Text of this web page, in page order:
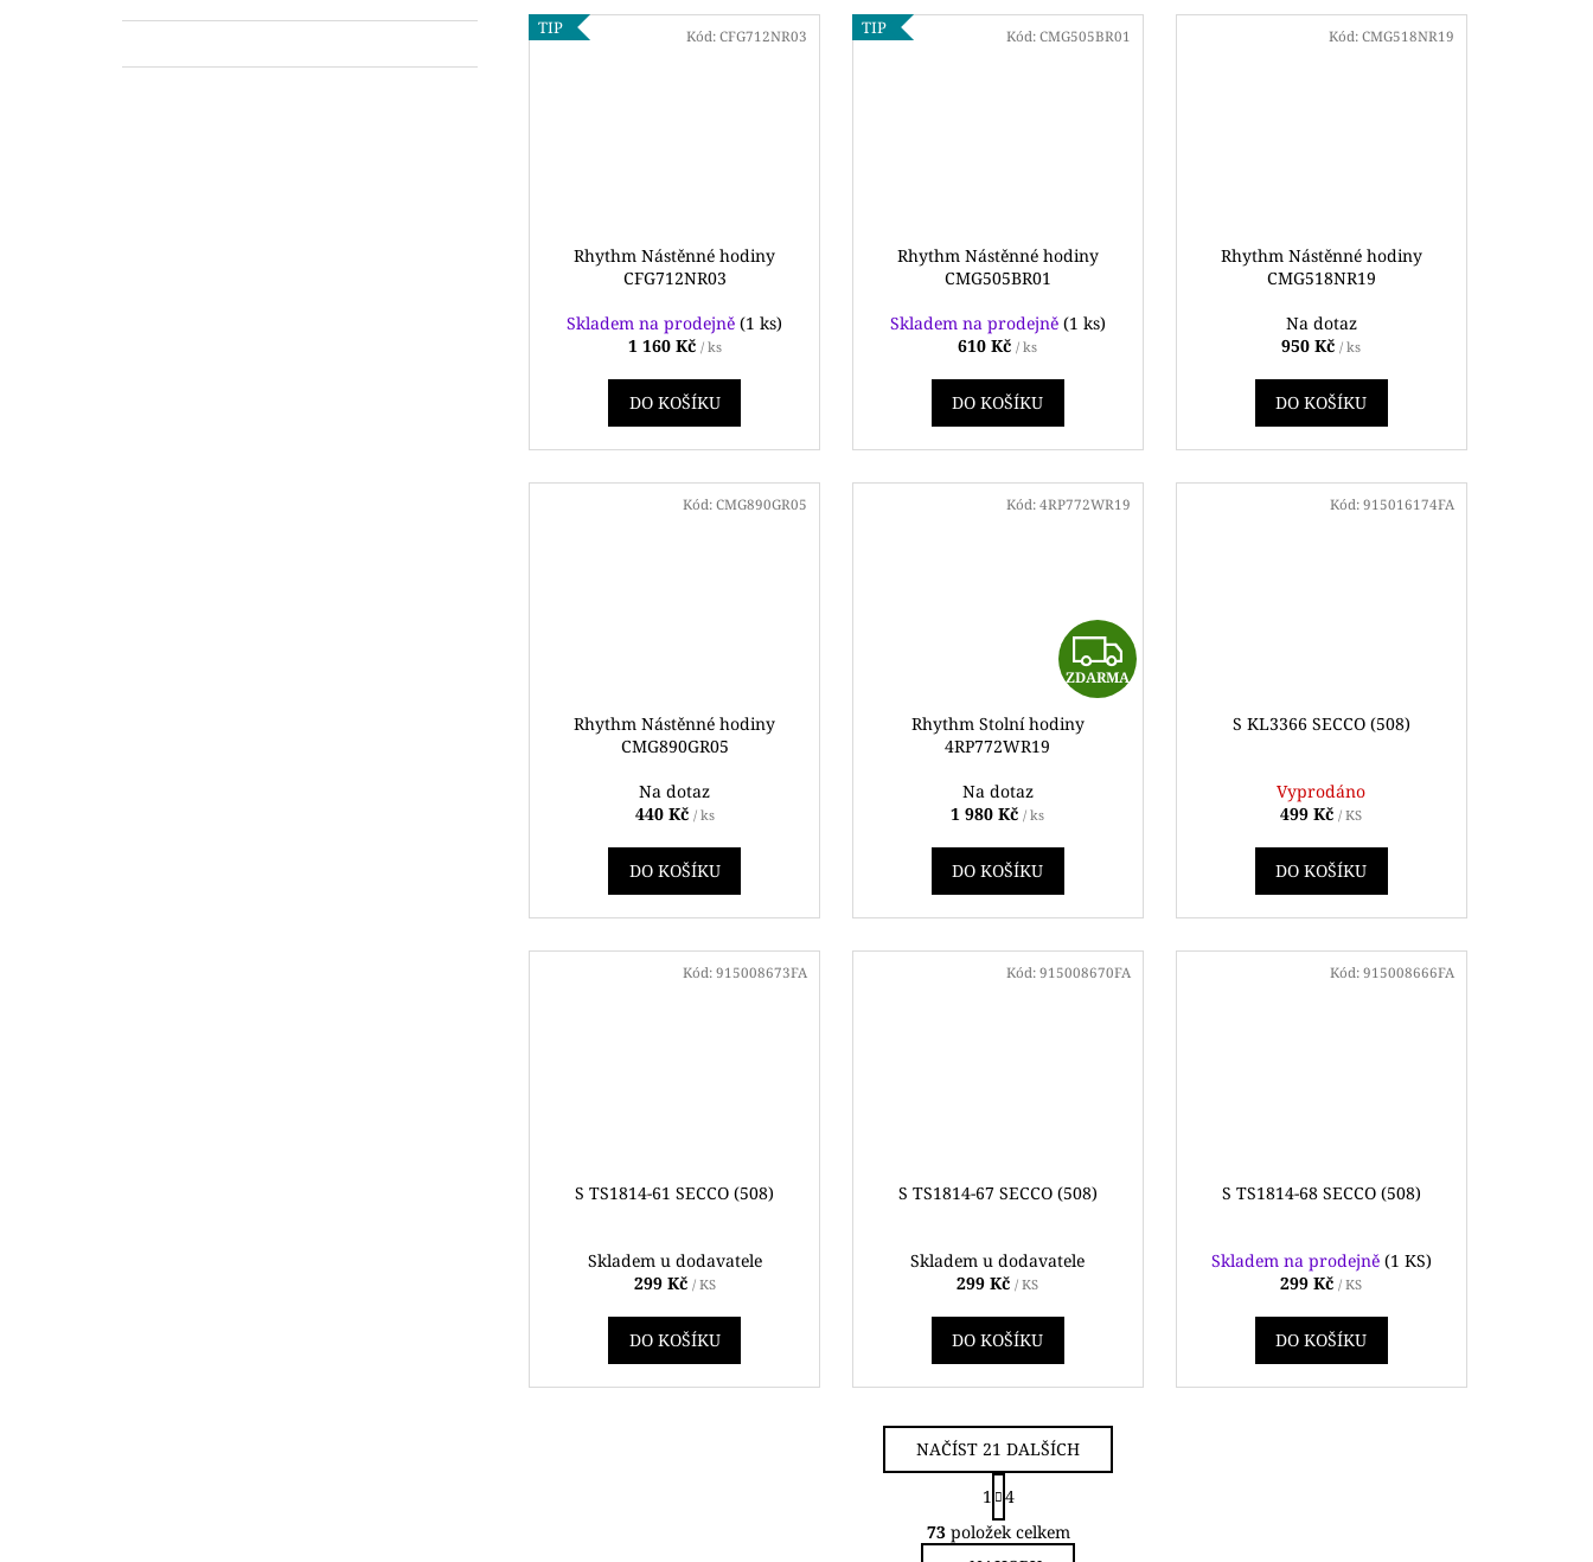
TIP
Rhythm Nástěnné hodiny
CFG712NR03
Skladem na prodejně(1 ks)
1 160 Kč / ks
DO KOŠÍKU
Kód:CFG712NR03 TIP
Rhythm Nástěnné hodiny
CMG505BR01
Skladem na prodejně (1 ks)
610 Kč/ ks
DO KOŠÍKU
Kód: CMG505BR01
Rhythm Nástěnné hodiny
CMG518NR19
Na dotaz
950 Kč/ ks
DO KOŠÍKU
Kód: CMG518NR19
Rhythm Nástěnné hodiny
CMG890GR05
Na dotaz
440 Kč / ks
DO KOŠÍKU
Kód:CMG890GR05
Z
D
ZDARMA
Rhythm Stolní hodiny
4RP772WR19
Na dotaz
1 980 Kč/ ks
DO KOŠÍKU
Kód: 4RP772WR19
S KL3366 SECCO (508)
Vyprodáno
499 Kč/ KS
DO KOŠÍKU
Kód: 915016174FA
S TS1814-61 SECCO (508)
Skladem u dodavatele
299 Kč / KS
DO KOŠÍKU
Kód:915008673FA
S TS1814-67 SECCO (508)
Skladem u dodavatele
299 Kč/ KS
DO KOŠÍKU
Kód: 915008670FA
S TS1814-68 SECCO (508)
Skladem na prodejně (1 KS)
299 Kč/ KS
DO KOŠÍKU
Kód: 915008666FA
O
v
NAČÍST 21 DALŠÍCH
S
t
r
á
1
4
73položek celkem